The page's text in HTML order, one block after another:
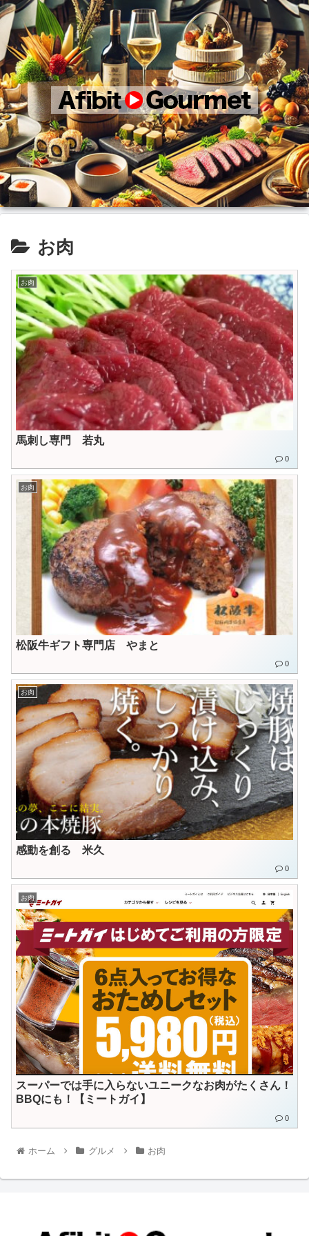
お肉
お肉
馬刺し専門 若丸
0
お肉
松阪牛ギフト専門店 やまと
0
お肉
感動を創る 米久
0
お肉
スーパーでは手に入らないユニークなお肉がたくさん！
BBQにも！【ミートガイ】
0
ホーム グルメ お肉